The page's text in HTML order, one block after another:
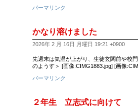
パーマリンク
かなり溶けました
2026年 2 月 16日 月曜日 19:21 +0900
先週末は気温が上がり、生徒玄関前や校
のようす＞ [画像:CIMG1883.jpg] [画像
パーマリンク
２年生 立志式に向けて